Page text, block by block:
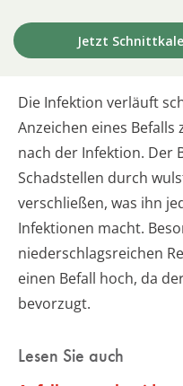
Jetzt
Die Infektion verläuft
Anzeichen eines
nach der Infektion. Der
Schadstellen durch
verschließen, was ihn
Infektionen macht.
niederschlagsreichen
einen Befall hoch, da
bevorzugt.
Lesen Sie auch